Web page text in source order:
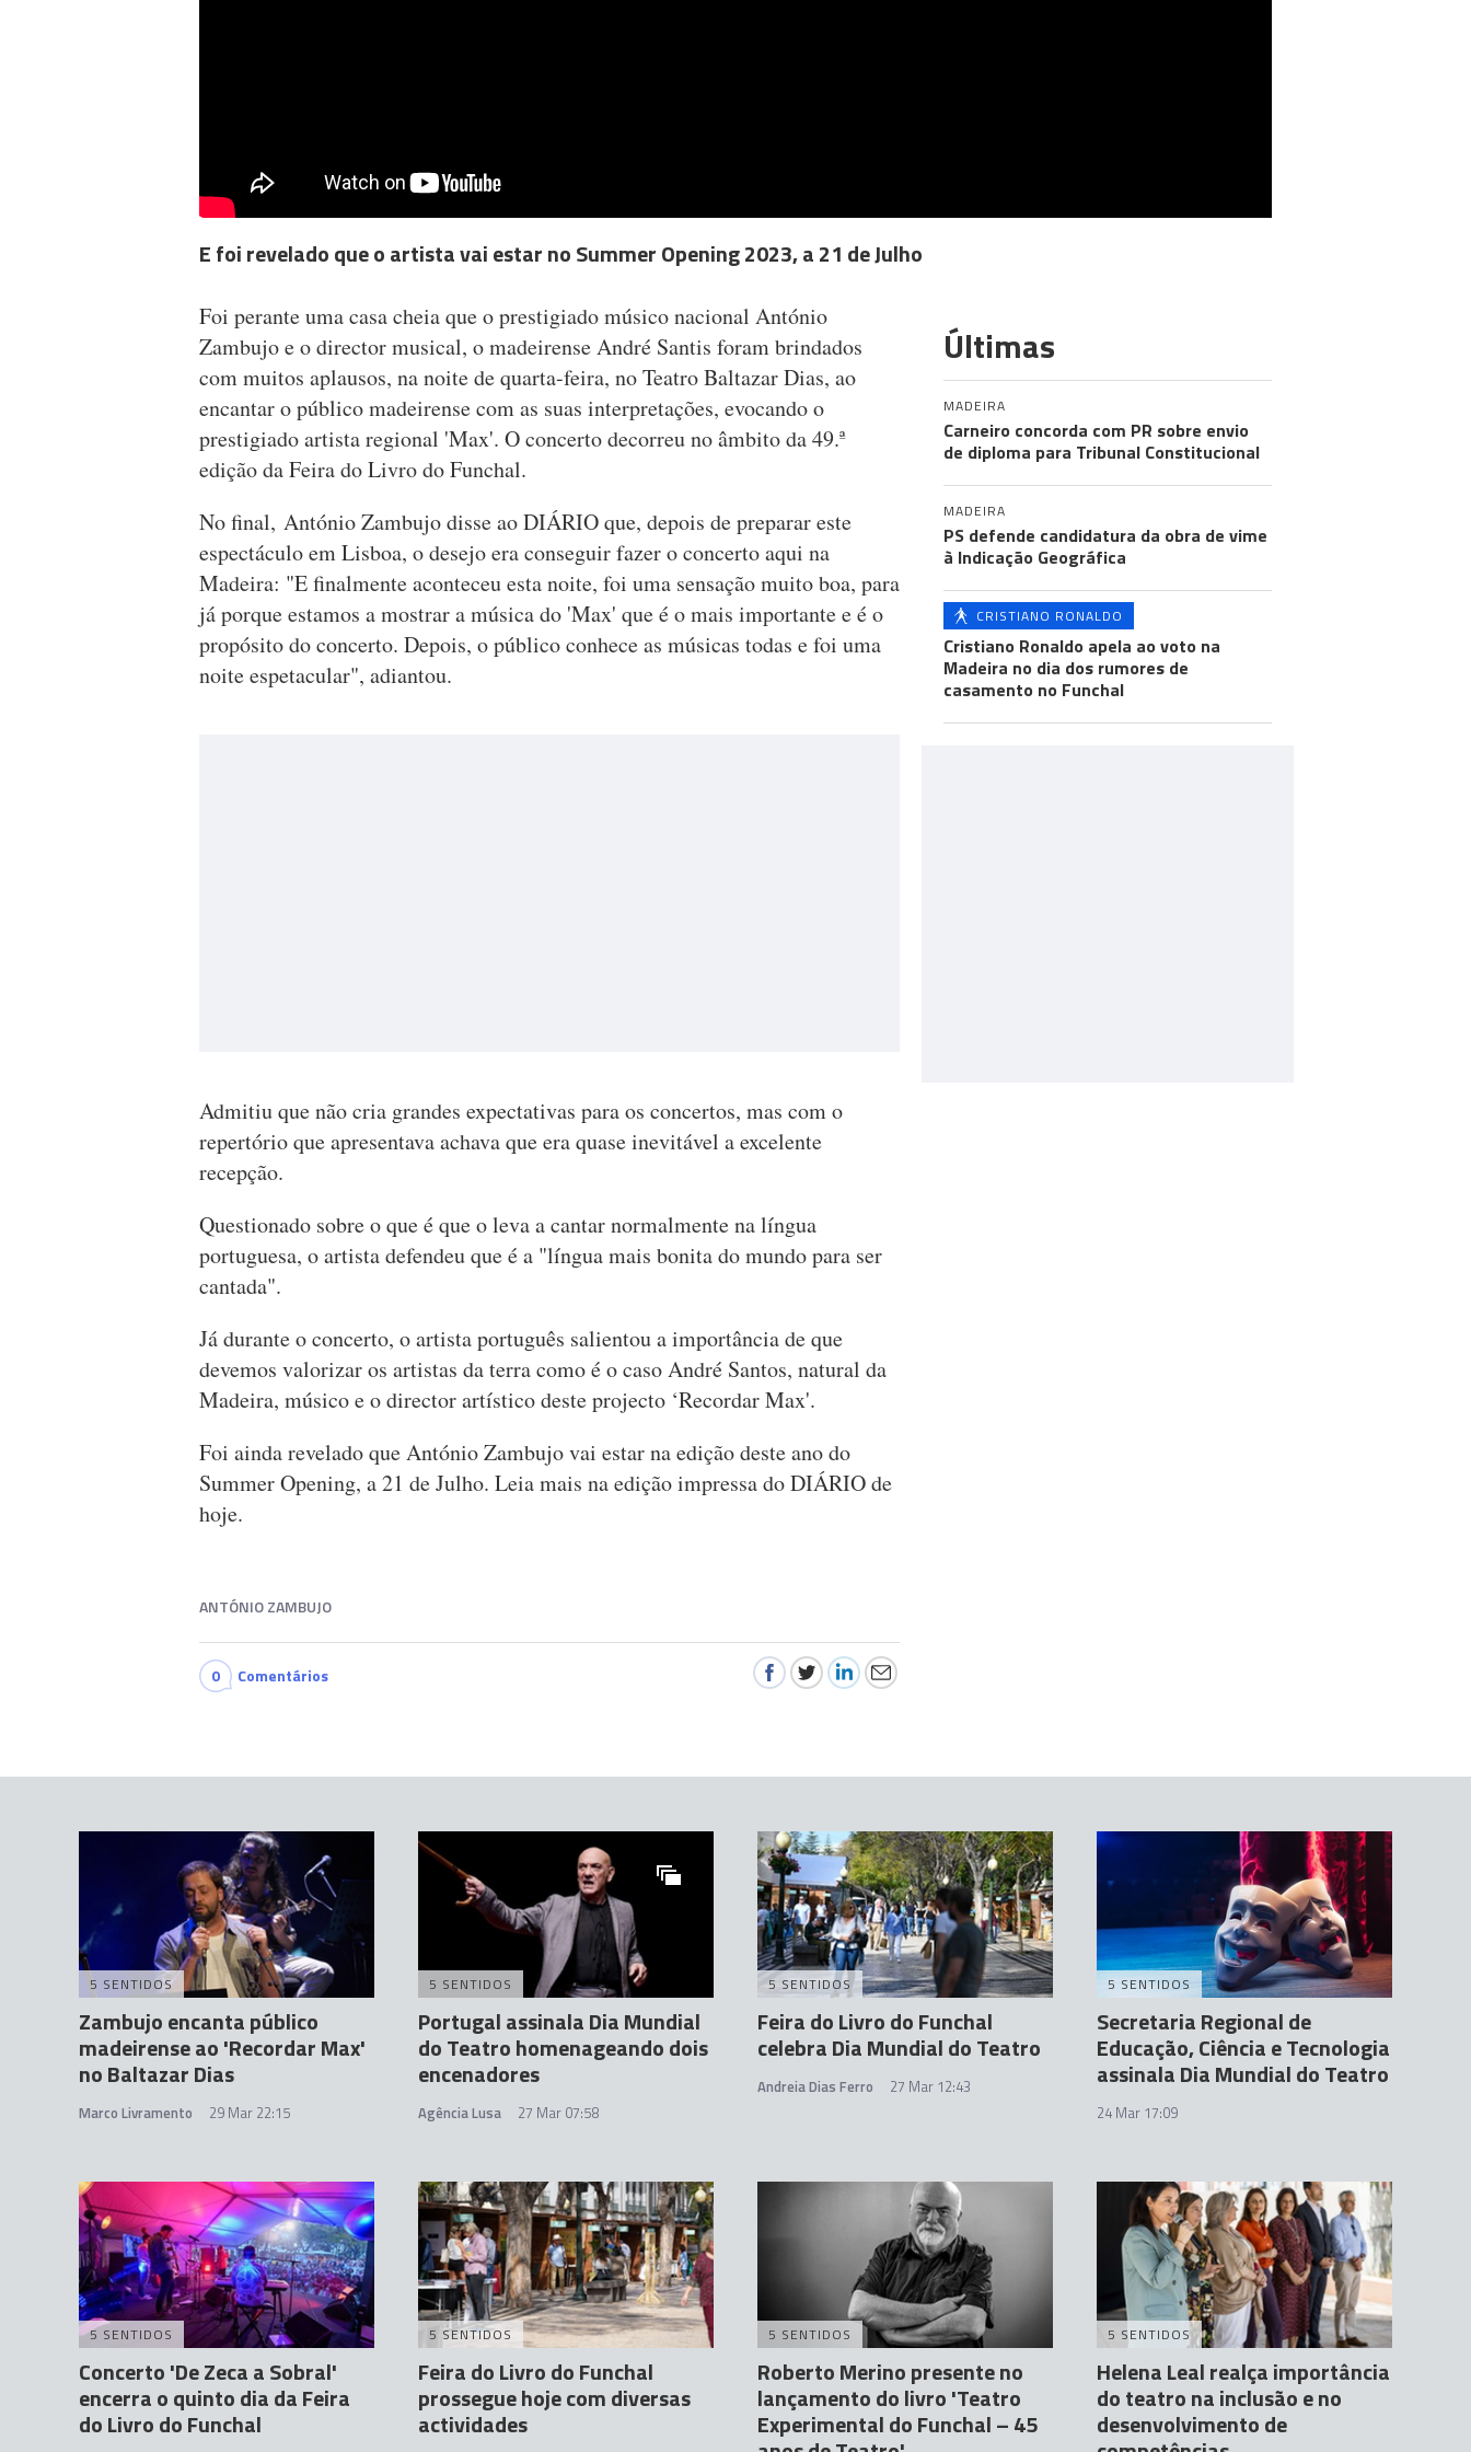
E foi revelado que o artista vai estar no Summer Opening 2023, a 21 de Julho
Foi perante uma casa cheia que o prestigiado músico nacional António
Zambujo e o director musical, o madeirense André Santis foram brindados
com muitos aplausos, na noite de quarta-feira, no Teatro Baltazar Dias, ao
encantar o público madeirense com as suas interpretações, evocando o
prestigiado artista regional 'Max'. O concerto decorreu no âmbito da 49.ª
edição da Feira do Livro do Funchal.
No final, António Zambujo disse ao DIÁRIO que, depois de preparar este
espectáculo em Lisboa, o desejo era conseguir fazer o concerto aqui na
Madeira: "E finalmente aconteceu esta noite, foi uma sensação muito boa, para
já porque estamos a mostrar a música do 'Max' que é o mais importante e é o
propósito do concerto. Depois, o público conhece as músicas todas e foi uma
noite espetacular", adiantou.
Admitiu que não cria grandes expectativas para os concertos, mas com o
repertório que apresentava achava que era quase inevitável a excelente
recepção.
Questionado sobre o que é que o leva a cantar normalmente na língua
portuguesa, o artista defendeu que é a "língua mais bonita do mundo para ser
cantada".
Já durante o concerto, o artista português salientou a importância de que
devemos valorizar os artistas da terra como é o caso André Santos, natural da
Madeira, músico e o director artístico deste projecto ‘Recordar Max'.
Foi ainda revelado que António Zambujo vai estar na edição deste ano do
Summer Opening, a 21 de Julho. Leia mais na edição impressa do DIÁRIO de
hoje.
ANTÓNIO ZAMBUJO
0 Comentários
Últimas
MADEIRA
Carneiro concorda com PR sobre envio
de diploma para Tribunal Constitucional
MADEIRA
PS defende candidatura da obra de vime
à Indicação Geográfica
CRISTIANO RONALDO
Cristiano Ronaldo apela ao voto na
Madeira no dia dos rumores de
casamento no Funchal
5 SENTIDOS
Zambujo encanta público
madeirense ao 'Recordar Max'
no Baltazar Dias
Marco Livramento 29 Mar 22:15
5 SENTIDOS
Portugal assinala Dia Mundial
do Teatro homenageando dois
encenadores
Agência Lusa 27 Mar 07:58
5 SENTIDOS
Feira do Livro do Funchal
celebra Dia Mundial do Teatro
Andreia Dias Ferro 27 Mar 12:43
5 SENTIDOS
Secretaria Regional de
Educação, Ciência e Tecnologia
assinala Dia Mundial do Teatro
24 Mar 17:09
5 SENTIDOS
Concerto 'De Zeca a Sobral'
encerra o quinto dia da Feira
do Livro do Funchal
5 SENTIDOS
Feira do Livro do Funchal
prossegue hoje com diversas
actividades
5 SENTIDOS
Roberto Merino presente no
lançamento do livro 'Teatro
Experimental do Funchal – 45
5 SENTIDOS
Helena Leal realça importância
do teatro na inclusão e no
desenvolvimento de